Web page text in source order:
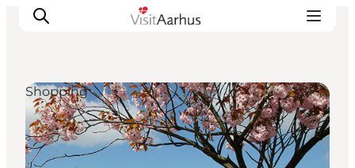
Sehen und erleben
Veranstaltungen
Shopping